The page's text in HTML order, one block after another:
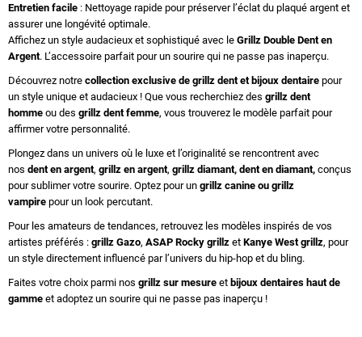
Entretien facile : Nettoyage rapide pour préserver l’éclat du plaqué argent et
assurer une longévité optimale.
Affichez un style audacieux et sophistiqué avec le Grillz Double Dent en
Argent. L’accessoire parfait pour un sourire qui ne passe pas inaperçu.
Découvrez notre collection exclusive de grillz dent et bijoux dentaire pour
un style unique et audacieux ! Que vous recherchiez des grillz dent
homme ou des grillz dent femme, vous trouverez le modèle parfait pour
affirmer votre personnalité.
Plongez dans un univers où le luxe et l’originalité se rencontrent avec
nos dent en argent, grillz en argent, grillz diamant, dent en diamant, conçus
pour sublimer votre sourire. Optez pour un grillz canine ou grillz
vampire pour un look percutant.
Pour les amateurs de tendances, retrouvez les modèles inspirés de vos
artistes préférés : grillz Gazo, ASAP Rocky grillz et Kanye West grillz, pour
un style directement influencé par l’univers du hip-hop et du bling.
Faites votre choix parmi nos grillz sur mesure et bijoux dentaires haut de
gamme et adoptez un sourire qui ne passe pas inaperçu !